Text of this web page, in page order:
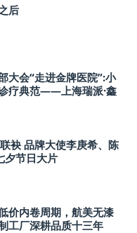
后
大会“走进金牌医院”:小
疗典范——上海瑞派·鑫
袂 品牌大使李庚希、陈
夕节日大片
价内卷周期，航美无漆
工厂深耕品质十三年